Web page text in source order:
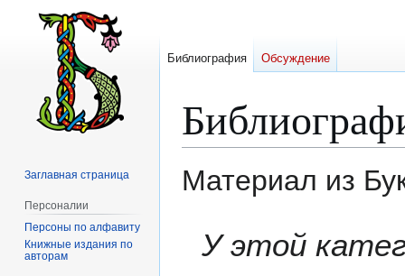
Материал из
У этой
Библиография Обсуждение
Заглавная страница
Персоналии
Персоны по алфавиту
Книжные издания по
авторам